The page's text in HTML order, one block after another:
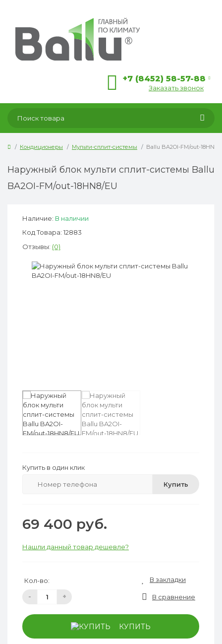
+7 (8452) 58-57-88
Заказать звонок
Кондиционеры Мульти-сплит-системы Ballu BA2OI-FM/out-18HN8/
Наружный блок мульти сплит-системы Ballu
BA2OI-FM/out-18HN8/EU
Наличие: В наличии
Код Товара: 12883
Отзывы: (0)
Купить в один клик
Купить
69 400 руб.
Нашли данный товар дешевле?
Кол-во:
- +
В закладки
В сравнение
КУПИТЬ